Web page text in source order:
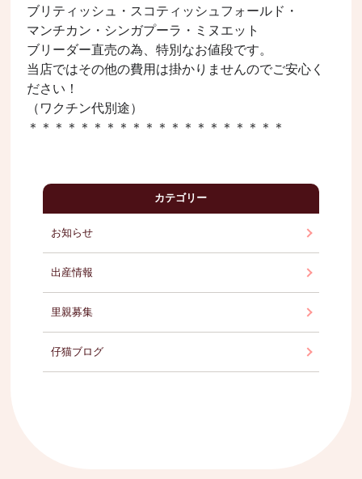
ブリティッシュ・スコティッシュフォールド ・
マンチカン ・シンガプーラ・ミヌエット
ブリーダー直売の為、特別なお値段です。
当店ではその他の費用は掛かりませんのでご安心く
ださい！
（ワクチン代別途）
＊＊＊＊＊＊＊＊＊＊＊＊＊＊＊＊＊＊＊＊
カテゴリー
お知らせ
出産情報
里親募集
仔猫ブログ